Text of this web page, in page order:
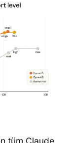
tüm Claude